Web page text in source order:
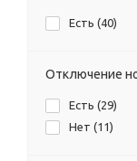
Есть (40)
Отключение
Есть (29)
Нет (11)